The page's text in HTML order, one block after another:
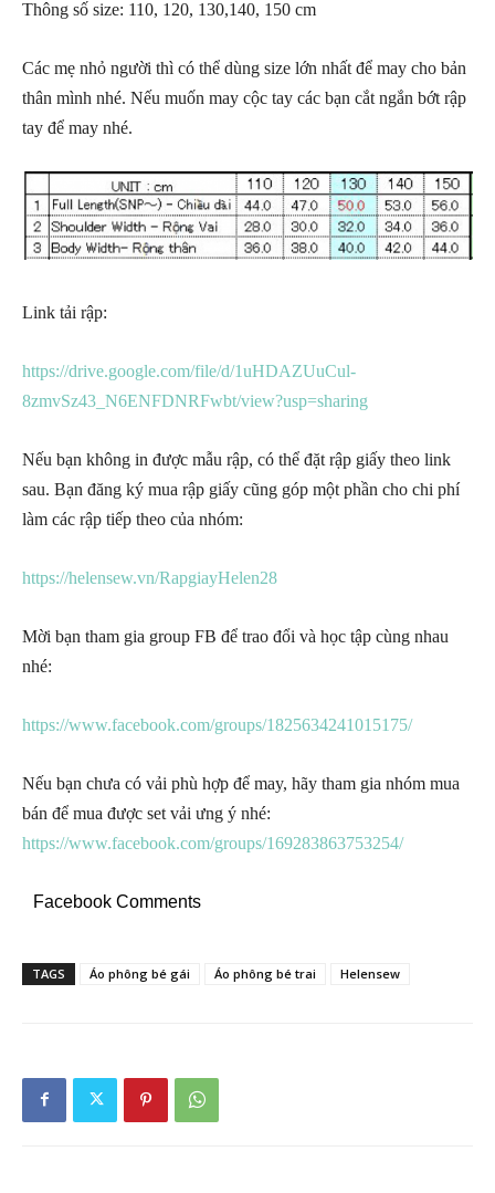
Thông số size: 110, 120, 130,140, 150 cm
Các mẹ nhỏ người thì có thể dùng size lớn nhất để may cho bản
thân mình nhé. Nếu muốn may cộc tay các bạn cắt ngắn bớt rập
tay để may nhé.
Link tải rập:
https://drive.google.com/file/d/1uHDAZUuCul-
8zmvSz43_N6ENFDNRFwbt/view?usp=sharing
Nếu bạn không in được mẫu rập, có thể đặt rập giấy theo link
sau. Bạn đăng ký mua rập giấy cũng góp một phần cho chi phí
làm các rập tiếp theo của nhóm:
https://helensew.vn/RapgiayHelen28
Mời bạn tham gia group FB để trao đổi và học tập cùng nhau
nhé:
https://www.facebook.com/groups/1825634241015175/
Nếu bạn chưa có vải phù hợp để may, hãy tham gia nhóm mua
bán để mua được set vải ưng ý nhé:
https://www.facebook.com/groups/169283863753254/
Facebook Comments
TAGS Áo phông bé gái Áo phông bé trai Helensew